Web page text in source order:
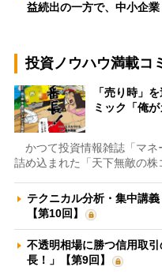
益続出の一方で、中小企
投資ノウハウ満載コ
「売り時」
ミック「俺
かつて投資情報雑誌「マネ
詰め込まれた「天下無敵の株
テクニカル分析・集中講
【第10回】
不透明相場に勝つ信用取
長！」【第9回】